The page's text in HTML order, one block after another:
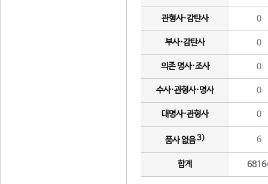
관형사·감탄사 0
부사·감탄사 0
의존 명사·조사 0
수사·관형사·명사 0
대명사·관형사 0
품사 없음3) 6
합계